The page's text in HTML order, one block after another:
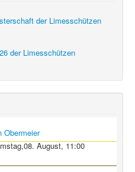
der Limesschützen
der Limesschützen
Obermeier
August, 11:00